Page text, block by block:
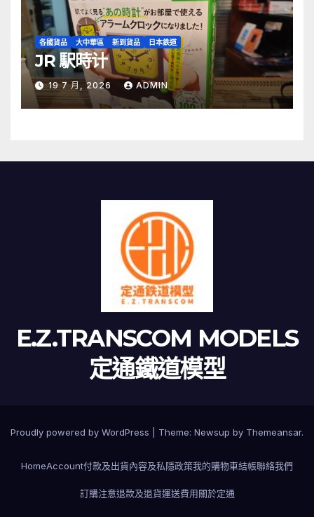
各國貨品 大中華區 新到貨品 日本鉄道
JR 駅時计
19 7 月, 2026 ADMIN
E.Z.TRANSCOM MODELS
定通鐵道模型
Proudly powered by WordPress Theme: Newsup by Themeansar.
HomeAccount付款及出貨內容及私隱政策我的購物車結帳聯絡我們
訂購注意退款及退貨運送費用關於定通